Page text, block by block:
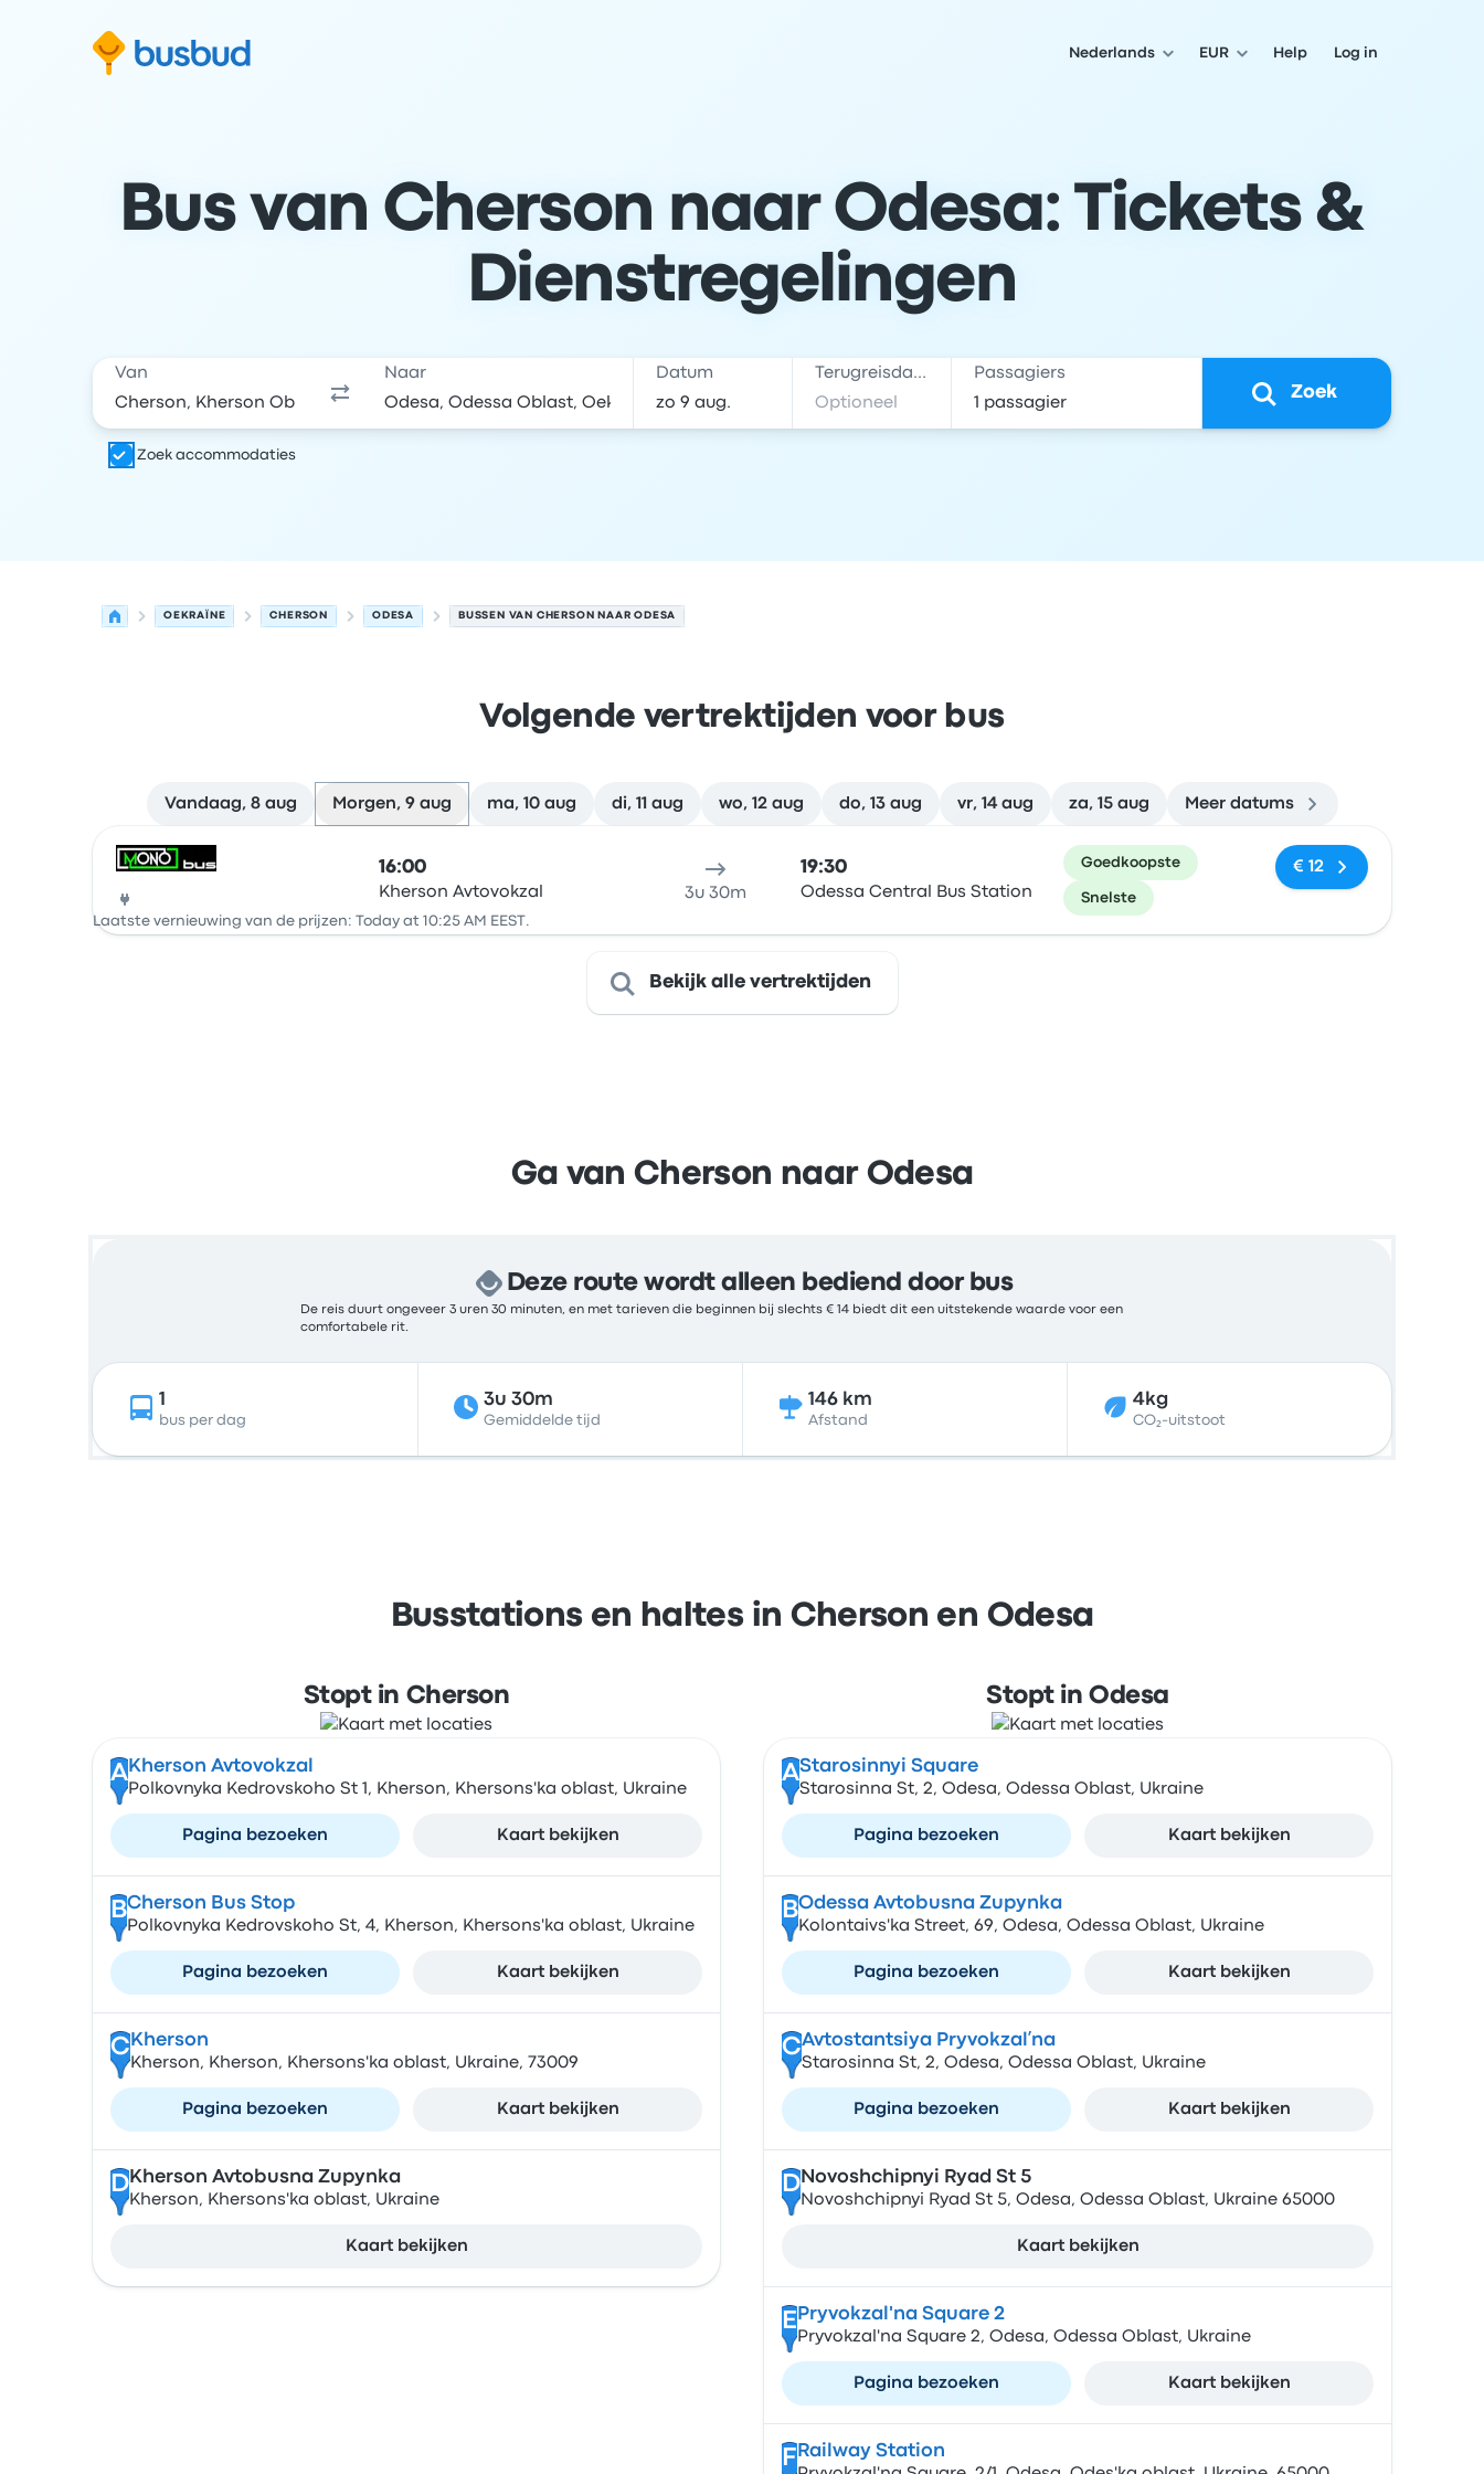
naar het zoekformulier
naar inhoud
Ga naar de footer
Nederlands EUR Help Log in
Bus van Cherson naar Odesa: Tickets &
Dienstregelingen
Van Naar Datum Terugreisdatum Passagiers
Zoek
Zoek accommodaties
OEKRAÏNE CHERSON ODESA BUSSEN VAN CHERSON NAAR ODESA
Volgende vertrektijden voor bus
Vandaag, 8 aug Morgen, 9 aug ma, 10 aug di, 11 aug wo, 12 aug do, 13 aug vr, 14 aug za, 15 aug Meer datums
Bus
16:00
Kherson Avtovokzal 3u 30m
19:30
Odessa Central Bus Station
Goedkoopste
Snelste
€ 12
Laatste vernieuwing van de prijzen: Today at 10:25 AM EEST.
Bekijk alle vertrektijden
Ga van Cherson naar Odesa
Deze route wordt alleen bediend door bus
De reis duurt ongeveer 3 uren 30 minuten, en met tarieven die beginnen bij slechts € 14 biedt dit een uitstekende waarde voor een
comfortabele rit.
1
bus per dag
3u 30m
Gemiddelde tijd
146 km
Afstand
4kg
CO₂-uitstoot
Busstations en haltes in Cherson en Odesa
Stopt in Cherson
A Kherson Avtovokzal
Polkovnyka Kedrovskoho St 1, Kherson, Khersons'ka oblast, Ukraine
Pagina bezoeken Kaart bekijken
BCherson Bus Stop
Polkovnyka Kedrovskoho St, 4, Kherson, Khersons'ka oblast, Ukraine
Pagina bezoeken Kaart bekijken
CKherson
Kherson, Kherson, Khersons'ka oblast, Ukraine, 73009
Pagina bezoeken Kaart bekijken
DKherson Avtobusna Zupynka
Kherson, Khersons'ka oblast, Ukraine
Kaart bekijken
Stopt in Odesa
AStarosinnyi Square
Starosinna St, 2, Odesa, Odessa Oblast, Ukraine
Pagina bezoeken Kaart bekijken
BOdessa Avtobusna Zupynka
Kolontaivs'ka Street, 69, Odesa, Odessa Oblast, Ukraine
Pagina bezoeken Kaart bekijken
CAvtostantsiya Pryvokzalʹna
Starosinna St, 2, Odesa, Odessa Oblast, Ukraine
Pagina bezoeken Kaart bekijken
DNovoshchipnyi Ryad St 5
Novoshchipnyi Ryad St 5, Odesa, Odessa Oblast, Ukraine 65000
Kaart bekijken
E Pryvokzal'na Square 2
Pryvokzal'na Square 2, Odesa, Odessa Oblast, Ukraine
Pagina bezoeken Kaart bekijken
F Railway Station